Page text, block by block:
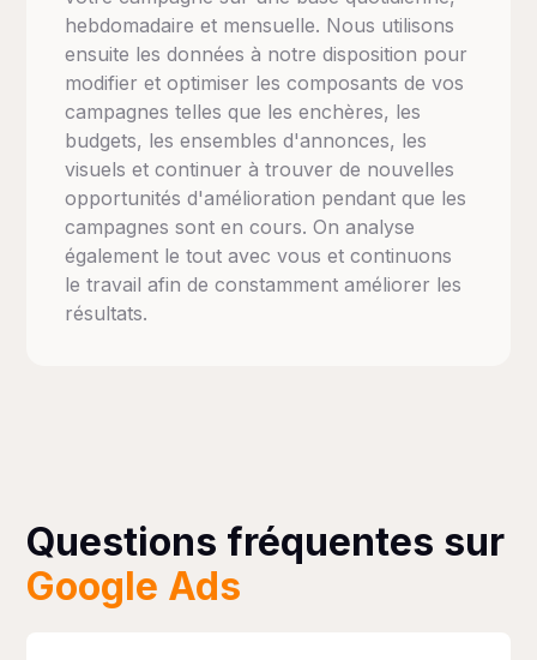
hebdomadaire et mensuelle. Nous utilisons
ensuite les données à notre disposition pour
modifier et optimiser les composants de vos
campagnes telles que les enchères, les
budgets, les ensembles d'annonces, les
visuels et continuer à trouver de nouvelles
opportunités d'amélioration pendant que les
campagnes sont en cours. On analyse
également le tout avec vous et continuons
le travail afin de constamment améliorer les
résultats.
Questions fréquentes sur
Google Ads